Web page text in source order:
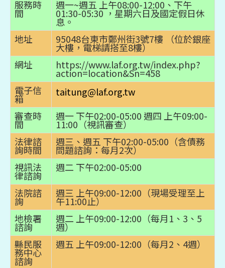
服務時
間
週一~週五 上午08:00-12:00、下午
01:30-05:30 ，星期六日及國定假日休
息。
地址
95048台東市鄭州街3號7樓 （位於銀座
大樓，電梯請搭至8樓）
網址
https://www.laf.org.tw/index.php?
action=location&Sn=458
電子信
箱
taitung@laf.org.tw
審查時
間
週一 下午02:00-05:00 週四 上午09:00-
11:00（視訊審查）
法律諮
詢時間
週三、週五 下午02:00-05:00（含債務
問題諮詢：每月2次）
視訊法
律諮詢
週二 下午02:00-05:00
法院諮
詢
週三 上午09:00-12:00（現場受理至上
午11:00止）
地檢署
諮詢
週二 上午09:00-12:00（每月1、3、5
週）
縣民服
務中心
諮詢
週五 上午09:00-12:00（每月2、4週）